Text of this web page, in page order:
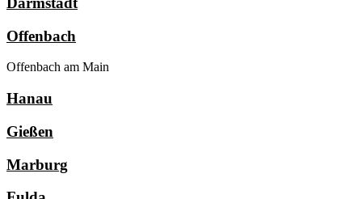
Offenbach
Offenbach am Main
Hanau
Gießen
Marburg